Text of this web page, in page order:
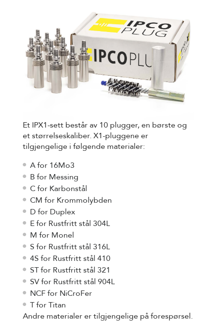
Et IPX1-sett består av 10 plugger, en børste og
et størrelseskaliber. X1-pluggene er
tilgjengelige i følgende materialer:
A for 16Mo3
B for Messing
C for Karbonstål
CM for Krommolybden
D for Duplex
E for Rustfritt stål 304L
M for Monel
S for Rustfritt stål 316L
4S for Rustfritt stål 410
ST for Rustfritt stål 321
SV for Rustfritt stål 904L
NCF for NiCroFer
T for Titan
Andre materialer er tilgjengelige på forespørsel.